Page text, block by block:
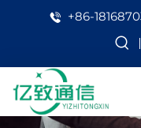
+86-